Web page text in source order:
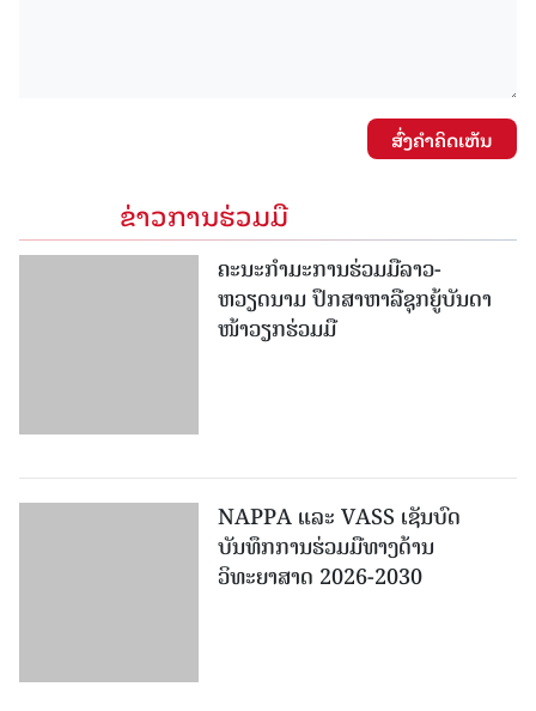
ສົ່ງຄໍາຄິດເຫັນ
ຂ່າວການຮ່ວມມື
ຄະນະກໍາມະການຮ່ວມມືລາວ-
ຫວຽດນາມ ປຶກສາຫາລືຊຸກຍູ້ບັນດາ
ໜ້າວຽກຮ່ວມມື
NAPPA ແລະ VASS ເຊັນບົດ
ບັນທຶກການຮ່ວມມືທາງດ້ານ
ວິທະຍາສາດ 2026-2030